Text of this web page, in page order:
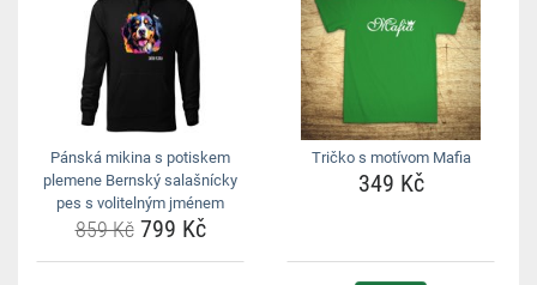
Pánská mikina s potiskem
plemene Bernský salašnícky
pes s volitelným jménem
859 Kč799 Kč
Tričko s motívom Mafia
349 Kč